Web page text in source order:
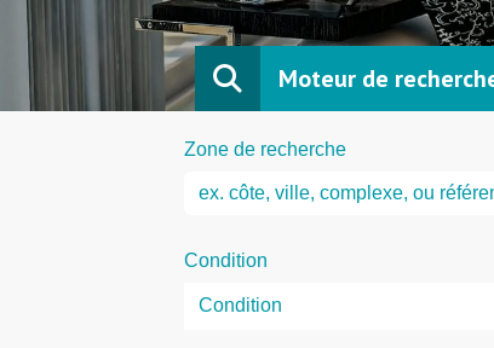
Moteur de
Zone de recherche
Condition